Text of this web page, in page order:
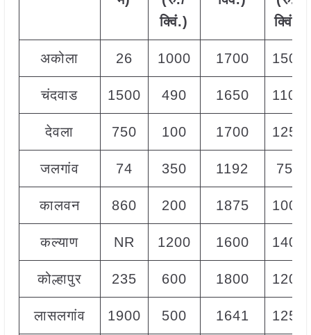
क्विं.)
क्विं.)
अकोला 26 1000 1700 1500
चंदवाड 1500 490 1650 1100
देवला 750 100 1700 1250
जलगांव 74 350 1192 750
कालवन 860 200 1875 1001
कल्याण NR 1200 1600 1400
कोल्हापुर 235 600 1800 1200
लासलगांव 1900 500 1641 1250